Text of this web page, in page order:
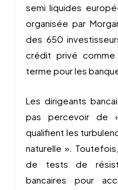
semi liquides
organisée par
des 650
crédit privé
terme pour les
Les dirigeants
pas percevoir de
qualifient les
naturelle ».
de tests de
bancaires pour